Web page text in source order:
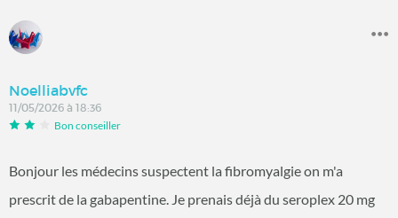
Noelliabvfc
11/05/2026 à 18:36
Bon conseiller
Bonjour les médecins suspectent la fibromyalgie on m'a
prescrit de la gabapentine. Je prenais déjà du seroplex 20 mg